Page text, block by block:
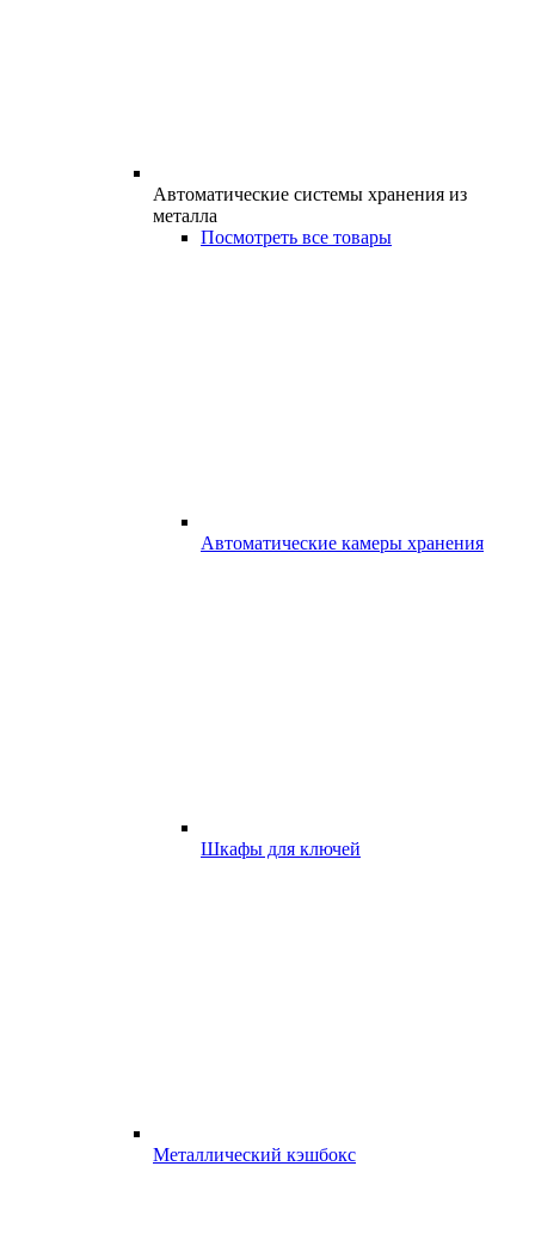
Автоматические системы хранения из
металла
Посмотреть все товары
Автоматические камеры хранения
Шкафы для ключей
Металлический кэшбокс